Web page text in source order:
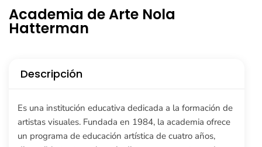
Academia de Arte Nola
Hatterman
Descripción
Es una institución educativa dedicada a la formación de
artistas visuales. Fundada en 1984, la academia ofrece
un programa de educación artística de cuatro años,